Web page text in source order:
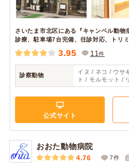
さいたま市北区にある『キャンベル動
診療、駐車場7台完備、往診対応、トリ
3.95 11件
診察動物
イヌ / ネコ / ウサ
ト / モルモット /
公式サイト
おおた動物病院
4.76 7件